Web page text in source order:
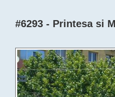
#6293 - Printesa si